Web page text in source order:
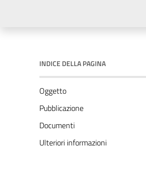
INDICE DELLA PAGINA
Oggetto
Pubblicazione
Documenti
Ulteriori informazioni